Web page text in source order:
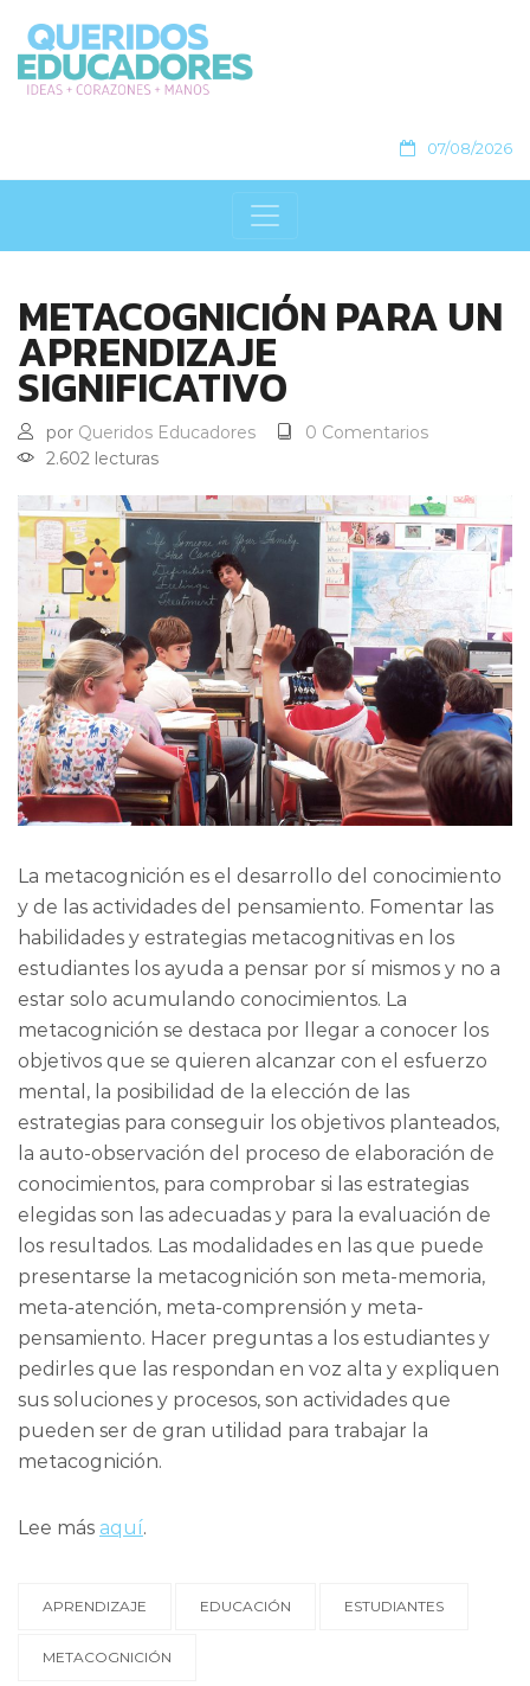
07/08/2026
METACOGNICIÓN PARA UN
APRENDIZAJE
SIGNIFICATIVO
por Queridos Educadores
0 Comentarios
2.602 lecturas
La metacognición es el desarrollo del conocimiento
y de las actividades del pensamiento. Fomentar las
habilidades y estrategias metacognitivas en los
estudiantes los ayuda a pensar por sí mismos y no a
estar solo acumulando conocimientos. La
metacognición se destaca por llegar a conocer los
objetivos que se quieren alcanzar con el esfuerzo
mental, la posibilidad de la elección de las
estrategias para conseguir los objetivos planteados,
la auto-observación del proceso de elaboración de
conocimientos, para comprobar si las estrategias
elegidas son las adecuadas y para la evaluación de
los resultados. Las modalidades en las que puede
presentarse la metacognición son meta-memoria,
meta-atención, meta-comprensión y meta-
pensamiento. Hacer preguntas a los estudiantes y
pedirles que las respondan en voz alta y expliquen
sus soluciones y procesos, son actividades que
pueden ser de gran utilidad para trabajar la
metacognición.
Lee más aquí.
APRENDIZAJE EDUCACIÓN ESTUDIANTES
METACOGNICIÓN